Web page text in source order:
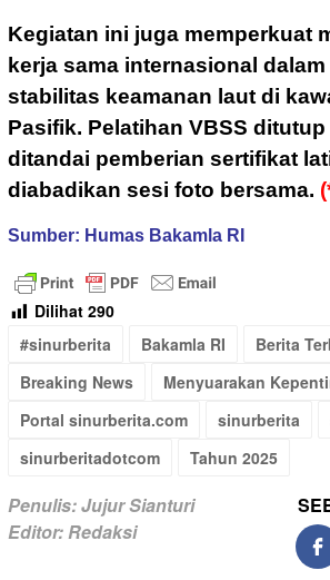
Kegiatan ini juga memperkuat
kerja sama internasional
stabilitas keamanan laut di
Pasifik. Pelatihan VBSS
ditandai pemberian sertifikat
diabadikan sesi foto bersama.
Sumber: Humas Bakamla RI
Dilihat 290
#sinurberita
Bakamla RI
Berita
Breaking News
Menyuarakan
Portal sinurberita.com
sinurberita
sinurberitadotcom
Tahun 2025
Penulis: Jujur Sianturi
Editor: Redaksi